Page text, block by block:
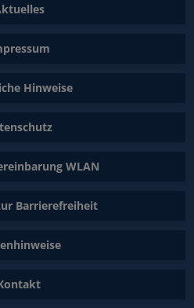
Hinweise
WLAN
Barrierefreiheit